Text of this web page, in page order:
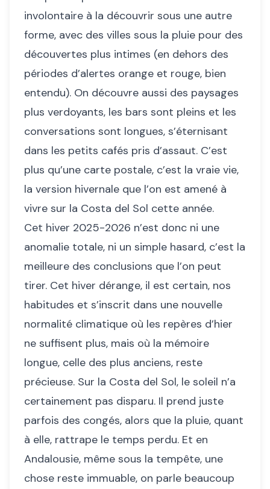
involontaire à la découvrir sous une autre
forme, avec des villes sous la pluie pour des
découvertes plus intimes (en dehors des
périodes d’alertes orange et rouge, bien
entendu). On découvre aussi des paysages
plus verdoyants, les bars sont pleins et les
conversations sont longues, s’éternisant
dans les petits cafés pris d’assaut. C’est
plus qu’une carte postale, c’est la vraie vie,
la version hivernale que l’on est amené à
vivre sur la Costa del Sol cette année.
Cet hiver 2025-2026 n’est donc ni une
anomalie totale, ni un simple hasard, c’est la
meilleure des conclusions que l’on peut
tirer. Cet hiver dérange, il est certain, nos
habitudes et s’inscrit dans une nouvelle
normalité climatique où les repères d’hier
ne suffisent plus, mais où la mémoire
longue, celle des plus anciens, reste
précieuse. Sur la Costa del Sol, le soleil n’a
certainement pas disparu. Il prend juste
parfois des congés, alors que la pluie, quant
à elle, rattrape le temps perdu. Et en
Andalousie, même sous la tempête, une
chose reste immuable, on parle beaucoup